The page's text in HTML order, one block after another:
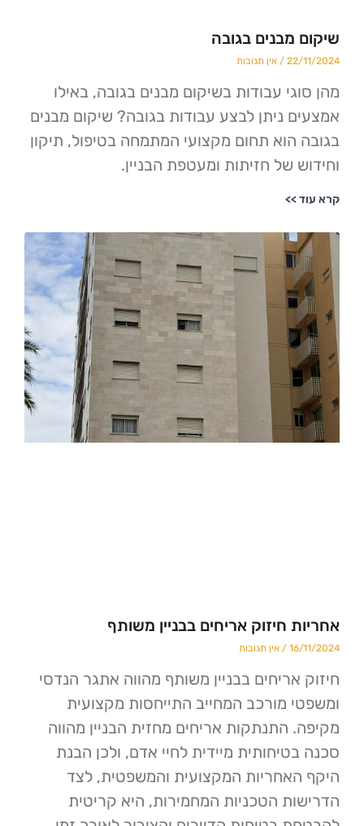
בגובה
אין תגובות
עבודות בשיקום מבנים בגובה, באילו
ניתן לבצע עבודות בגובה? שיקום מבנים
תחום מקצועי המתמחה בטיפול, תיקון
של חזיתות ומעטפת הבניין.
חיזוק אריחים בבניין משותף
אין תגובות
בבניין משותף מהווה אתגר הנדסי
מורכב המחייב התייחסות מקצועית
התנתקות אריחים מחזית הבניין מהווה
מיידית לחיי אדם, ולכן הבנת
המקצועית והמשפטית, לצד
הטכניות המחמירות, היא קריטית